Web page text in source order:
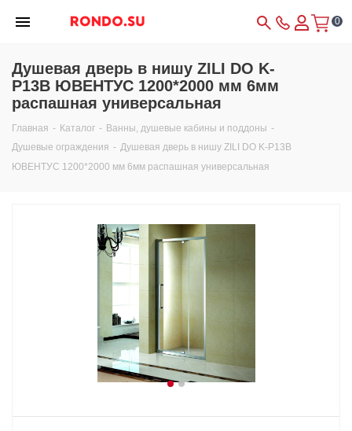
0
Душевая дверь в нишу ZILI DO K-
P13В ЮВЕНТУС 1200*2000 мм 6мм
распашная универсальная
Главная - Каталог - Ванны, душевые кабины и поддоны -
Душевые ограждения - Душевая дверь в нишу ZILI DO K-P13В
ЮВЕНТУС 1200*2000 мм 6мм распашная универсальная